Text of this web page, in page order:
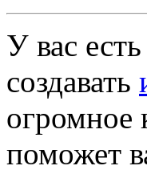
У вас
создавать
огромное
поможет